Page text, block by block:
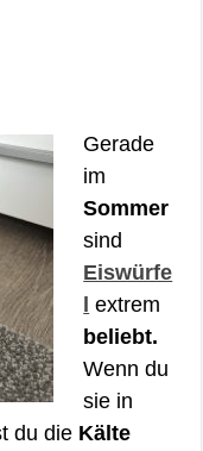
Gerade
im
Sommer
sind
Eiswürfe
l extrem
beliebt.
Wenn du
sie in
du die Kälte